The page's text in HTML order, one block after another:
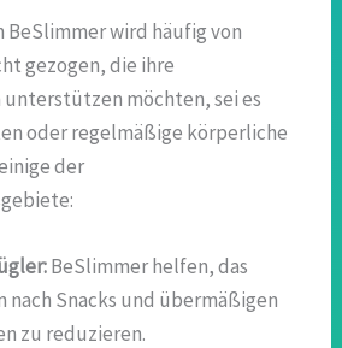
BeSlimmer wird häufig von
gezogen, die ihre
möchten, sei es
oder regelmäßige körperliche
der
BeSlimmer helfen, das
nach Snacks und übermäßigen
zu reduzieren.